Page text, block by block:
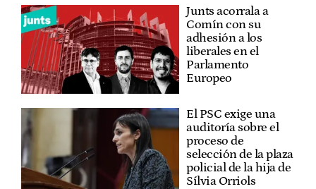
Junts acorrala a
Comín con su
adhesión a los
liberales en el
Parlamento
Europeo
El PSC exige una
auditoría sobre el
proceso de
selección de la plaza
policial de la hija de
Sílvia Orriols